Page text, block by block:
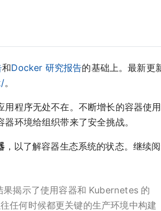
和Docker 研究报告的基础上。最新更
。
程序无处不在。不断增长的容器使
环境给组织带来了安全挑战。
，以了解容器生态系统的状态。继续
揭示了使用容器和 Kubernetes 的
任何时候都更关键的生产环境中构建